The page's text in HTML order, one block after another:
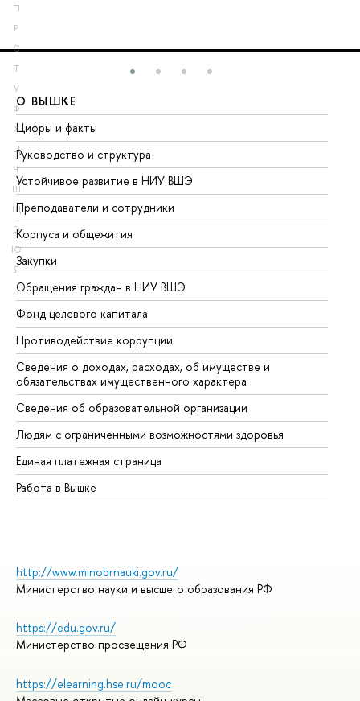
П
Р
С
Т
У
Ф
Х
Ц
Ч
Ш
Щ
Э
Ю
Я
О ВЫШКЕ
Цифры и факты
Руководство и структура
Устойчивое развитие в НИУ ВШЭ
Преподаватели и сотрудники
Корпуса и общежития
Закупки
Обращения граждан в НИУ ВШЭ
Фонд целевого капитала
Противодействие коррупции
Сведения о доходах, расходах, об имуществе и
обязательствах имущественного характера
Сведения об образовательной организации
Людям с ограниченными возможностями здоровья
Единая платежная страница
Работа в Вышке
http://www.minobrnauki.gov.ru/
Министерство науки и высшего образования РФ
https://edu.gov.ru/
Министерство просвещения РФ
https://elearning.hse.ru/mooc